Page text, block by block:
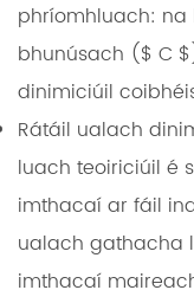
phríomhluach: na
bhunúsach ($ C
dinimiciúil
Rátáil ualach
luach teoiriciúil é
imthacaí ar fáil
ualach gathacha
imthacaí